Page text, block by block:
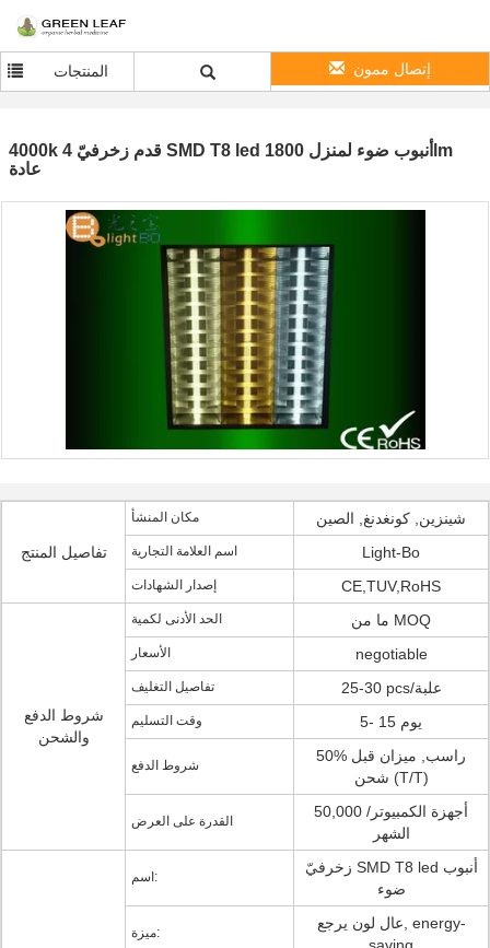
المنتجات إتصال ممون
4000k 4 قدم زخرفيّ SMD T8 led أنبوب ضوء لمنزل 1800lm
عادة
تفاصيل المنتج
مكان المنشأ شينزين, كونغدنغ, الصين
اسم العلامة التجارية Light-Bo
إصدار الشهادات CE,TUV,RoHS
شروط الدفع
والشحن
الحد الأدنى لكمية ما من MOQ
الأسعار negotiable
تفاصيل التغليف 25-30 pcs/علبة
وقت التسليم 5- 15 يوم
شروط الدفع
50% راسب, ميزان قبل
شحن (T/T)
القدرة على العرض
50,000 أجهزة الكمبيوتر/
الشهر
اسم:
زخرفيّ SMD T8 led أنبوب
ضوء
ميزة:
عال لون يرجع, energy-